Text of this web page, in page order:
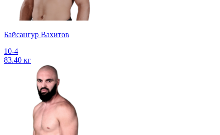
Байсангур Вахитов
10-4
83.40 кг